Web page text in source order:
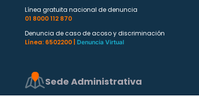
Línea gratuita nacional de denuncia
01 8000 112 870
Denuncia de caso de acoso y discriminación
Línea: 6502200 |
Denuncia Virtual
Sede Administrativa